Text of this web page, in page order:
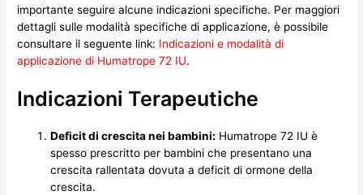
importante seguire alcune indicazioni specifiche. Per maggiori
dettagli sulle modalità specifiche di applicazione, è possibile
consultare il seguente link: Indicazioni e modalità di
applicazione di Humatrope 72 IU.
Indicazioni Terapeutiche
Deficit di crescita nei bambini: Humatrope 72 IU è
spesso prescritto per bambini che presentano una
crescita rallentata dovuta a deficit di ormone della
crescita.